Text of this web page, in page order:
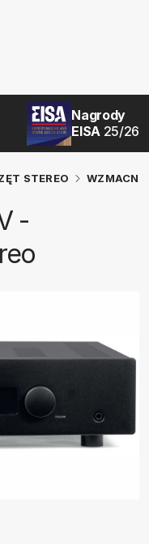
Nagrody
EISA 25/26
STEREO
-